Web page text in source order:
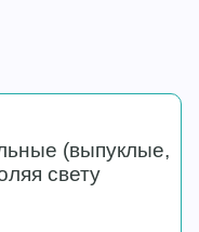
(выпуклые,
свету